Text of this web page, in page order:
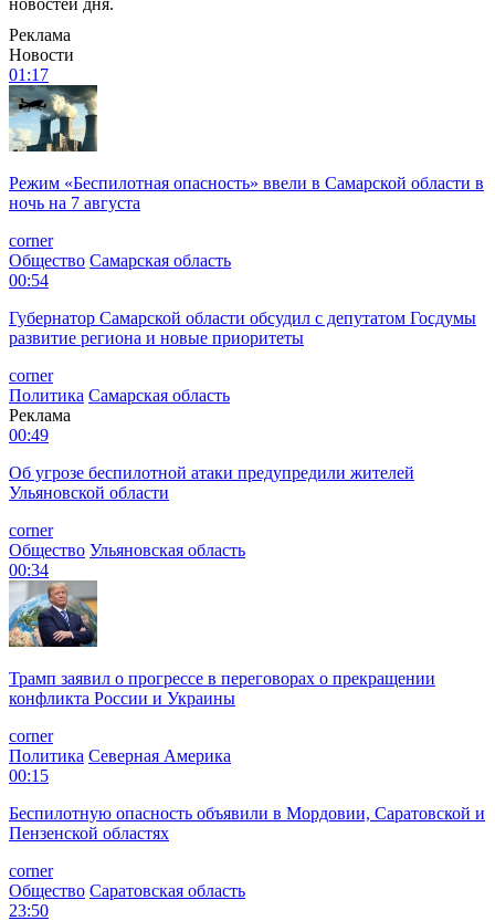
Реклама
Новости
01:17
Режим «Беспилотная опасность» ввели в Самарской области в
ночь на 7 августа
corner
Общество Самарская область
00:54
Губернатор Самарской области обсудил с депутатом Госдумы
развитие региона и новые приоритеты
corner
Политика Самарская область
Реклама
00:49
Об угрозе беспилотной атаки предупредили жителей
Ульяновской области
corner
Общество Ульяновская область
00:34
Трамп заявил о прогрессе в переговорах о прекращении
конфликта России и Украины
corner
Политика Северная Америка
00:15
Беспилотную опасность объявили в Мордовии, Саратовской и
Пензенской областях
corner
Общество Саратовская область
23:50